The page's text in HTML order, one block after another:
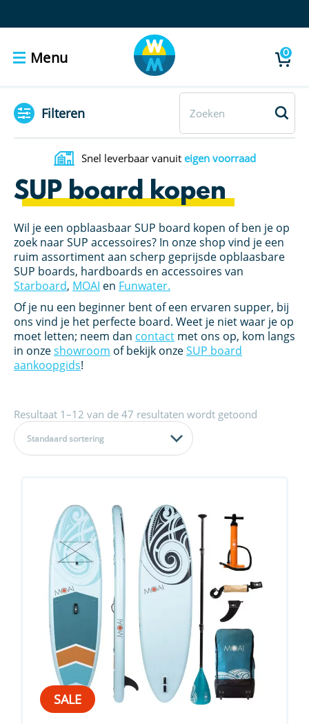
Menu 0
Filteren
Snel leverbaar vanuit eigen voorraad
SUP board kopen
Wil je een opblaasbaar SUP board kopen of ben je op
zoek naar SUP accessoires? In onze shop vind je een
ruim assortiment aan scherp geprijsde opblaasbare
SUP boards, hardboards en accessoires van
Starboard, MOAI en Funwater.
Of je nu een beginner bent of een ervaren supper, bij
ons vind je het perfecte board. Weet je niet waar je op
moet letten; neem dan contact met ons op, kom langs
in onzeshowroom of bekijk onzeSUP board
aankoopgids!
Resultaat 1–12 van de 47 resultaten wordt getoond
Standaard sortering
SALE